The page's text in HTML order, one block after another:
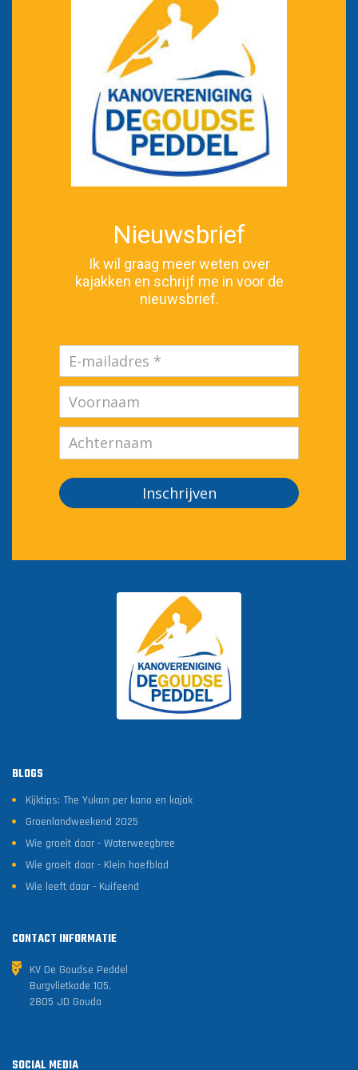
Nieuwsbrief
Ik wil graag meer weten over
kajakken en schrijf me in voor de
nieuwsbrief.
Inschrijven
BLOGS
Kijktips: The Yukon per kano en kajak
Groenlandweekend 2025
Wie groeit daar - Waterweegbree
Wie groeit daar - Klein hoefblad
Wie leeft daar - Kuifeend
CONTACT INFORMATIE
KV De Goudse Peddel
Burgvlietkade 105,
2805 JD Gouda
SOCIAL MEDIA